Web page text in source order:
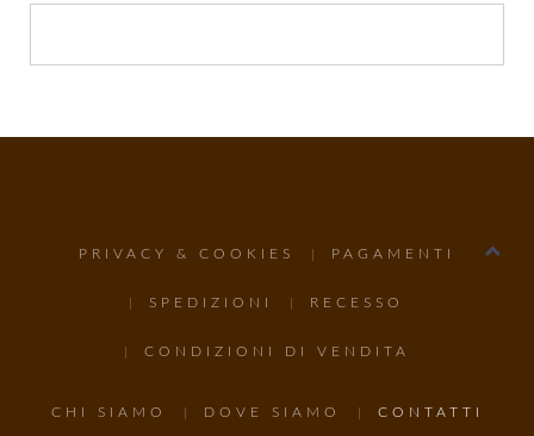
PRIVACY & COOKIES PAGAMENTI
SPEDIZIONI RECESSO
CONDIZIONI DI VENDITA
CHI SIAMO DOVE SIAMO CONTATTI